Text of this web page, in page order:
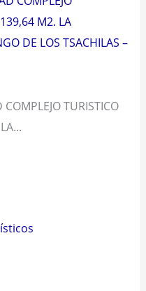
TURISTICO